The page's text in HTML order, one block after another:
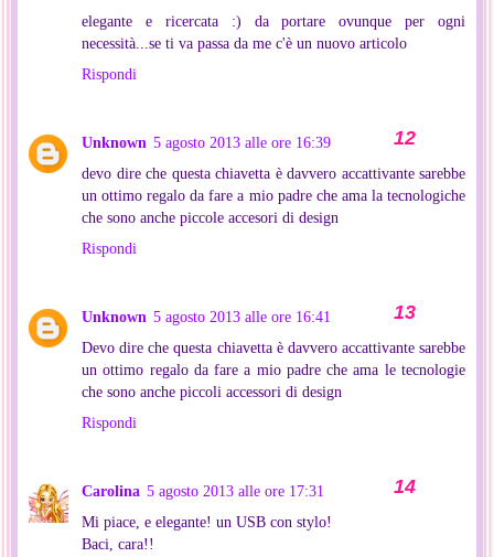
elegante e ricercata :) da portare ovunque per ogni
necessità...se ti va passa da me c'è un nuovo articolo
Rispondi
Unknown 5 agosto 2013 alle ore 16:39
devo dire che questa chiavetta è davvero accattivante sarebbe
un ottimo regalo da fare a mio padre che ama la tecnologiche
che sono anche piccole accesori di design
Rispondi
Unknown 5 agosto 2013 alle ore 16:41
Devo dire che questa chiavetta è davvero accattivante sarebbe
un ottimo regalo da fare a mio padre che ama le tecnologie
che sono anche piccoli accessori di design
Rispondi
Carolina 5 agosto 2013 alle ore 17:31
Mi piace, e elegante! un USB con stylo!
Baci, cara!!